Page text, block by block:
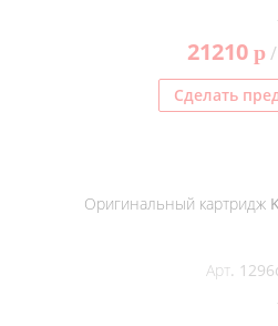
21210 p
Сделать
Оригинальный картридж
Арт.